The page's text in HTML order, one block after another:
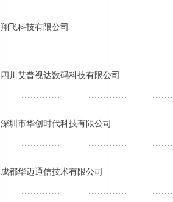
翔飞科技有限公司
四川艾普视达数码科技有限公司
深圳市华创时代科技有限公司
成都华迈通信技术有限公司